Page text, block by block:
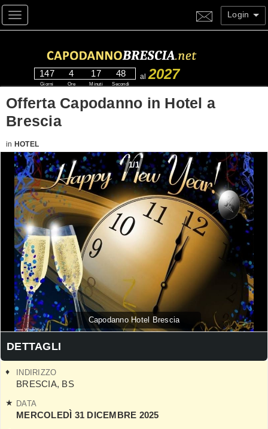
Toggle navigation Login
147
Giorni
4
Ore
17
Minuti
47
Secondi
al 2027
Offerta Capodanno in Hotel a
Brescia
in HOTEL
1/1
Capodanno Hotel Brescia
DETTAGLI
INDIRIZZO
BRESCIA, BS
DATA
MERCOLEDÌ 31 DICEMBRE 2025